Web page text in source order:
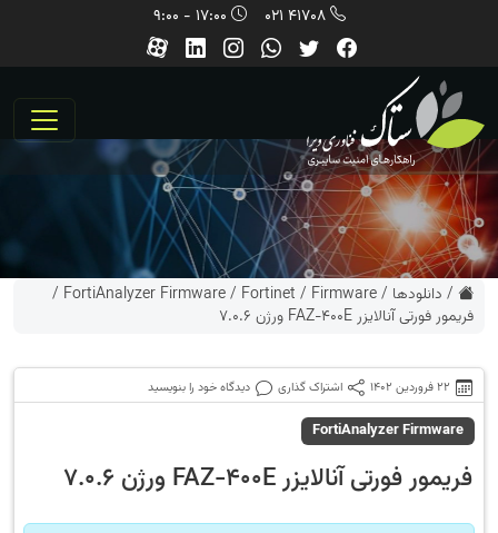
41708 021
/ دانلودها /
Firmware
/
Fortinet
/
FortiAnalyzer Firmware
/
فریمور فورتی آنالایزر FAZ-400E ورژن 7.0.6
22 فروردین 1402 اشتراک گذاری دیدگاه خود را بنویسید
FortiAnalyzer Firmware
فریمور فورتی آنالایزر FAZ-400E ورژن 7.0.6